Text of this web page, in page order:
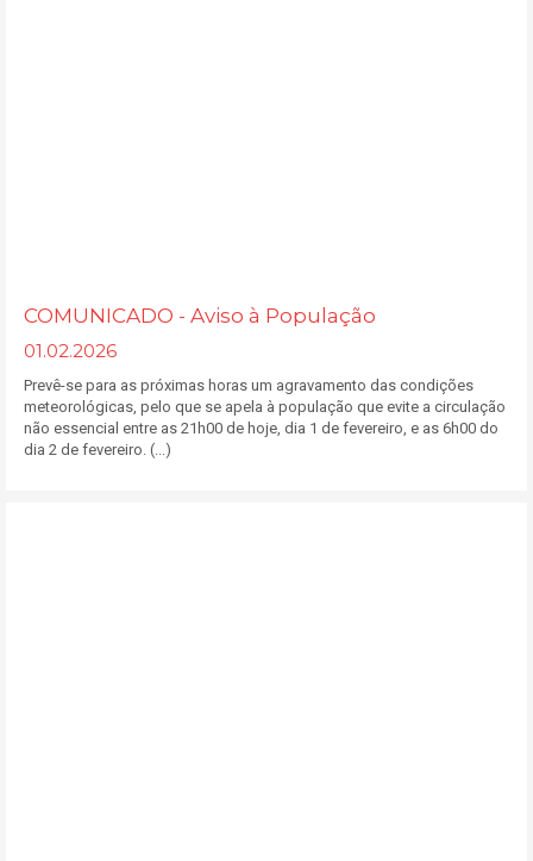
COMUNICADO - Aviso à População
01.02.2026
Prevê-se para as próximas horas um agravamento das condições
meteorológicas, pelo que se apela à população que evite a circulação
não essencial entre as 21h00 de hoje, dia 1 de fevereiro, e as 6h00 do
dia 2 de fevereiro. (...)